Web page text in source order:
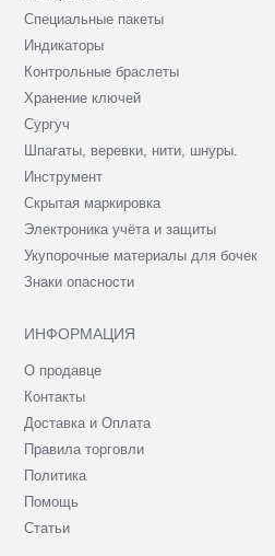
Специальные пакеты
Индикаторы
Контрольные браслеты
Хранение ключей
Сургуч
Шпагаты, веревки, нити, шнуры.
Инструмент
Скрытая маркировка
Электроника учёта и защиты
Укупорочные материалы для бочек
Знаки опасности
ИНФОРМАЦИЯ
О продавце
Контакты
Доставка и Оплата
Правила торговли
Политика
Помощь
Статьи